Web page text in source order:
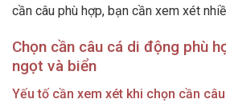
cần câu phù hợp, bạn cần xem xét
Chọn cần câu cá di động phù
ngọt và biển
Yếu tố cần xem xét khi chọn cần